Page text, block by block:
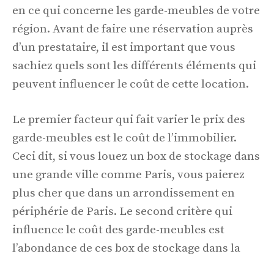
en ce qui concerne les garde-meubles de votre
région. Avant de faire une réservation auprès
d’un prestataire, il est important que vous
sachiez quels sont les différents éléments qui
peuvent influencer le coût de cette location.
Le premier facteur qui fait varier le prix des
garde-meubles est le coût de l’immobilier.
Ceci dit, si vous louez un box de stockage dans
une grande ville comme Paris, vous paierez
plus cher que dans un arrondissement en
périphérie de Paris. Le second critère qui
influence le coût des garde-meubles est
l’abondance de ces box de stockage dans la